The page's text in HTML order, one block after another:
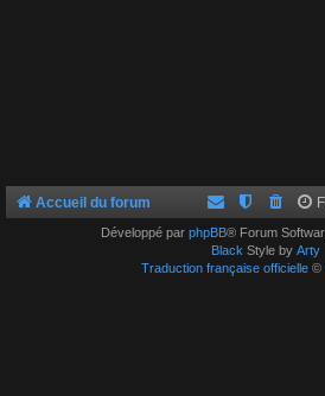
Accueil du forum
Développé par phpBB® Forum
Black Style by Arty
Traduction française officielle©